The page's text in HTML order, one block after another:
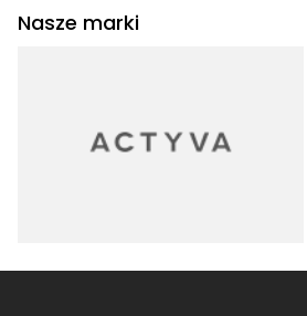
Nasze marki